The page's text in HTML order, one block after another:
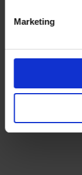
Marketing